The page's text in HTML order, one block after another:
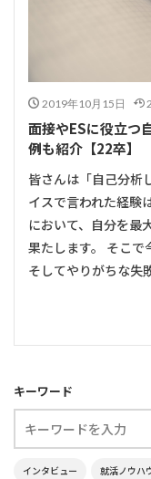
2019年10月15日
面接やESに役立つ
例も紹介【22卒】
皆さんは「自己分析
イスで言われた経験
において、自分を最
果たします。 そこで
そしてやりがちな
キーワード
インタビュー 就活ノウハ